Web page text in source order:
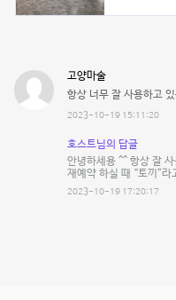
고양마술
항상 너무 잘 사용하고
2023-10-19 15:11:20
호스트님의 답글
안녕하세용 ^^ 항상 잘
재예약 하실 때 “토끼”
2023-10-19 17:20:17